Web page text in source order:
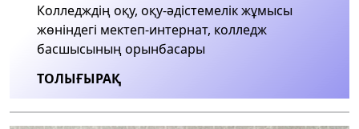
Колледждің оқу, оқу-әдістемелік жұмысы
жөніндегі мектеп-интернат, колледж
басшысының орынбасары
ТОЛЫҒЫРАҚ